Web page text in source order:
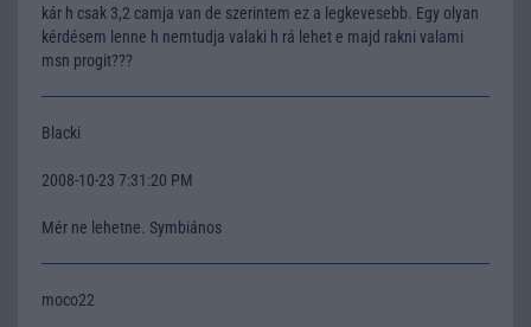
kár h csak 3,2 camja van de szerintem ez a legkevesebb. Egy olyan
kérdésem lenne h nemtudja valaki h rá lehet e majd rakni valami
msn progit???
Blacki
2008-10-23 7:31:20 PM
Mér ne lehetne. Symbiános
moco22